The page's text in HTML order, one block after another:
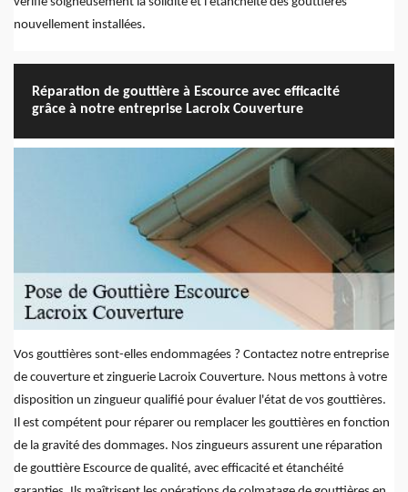
nouvellement installées.
Réparation de gouttière à Escource avec efficacité
grâce à notre entreprise Lacroix Couverture
Vos gouttières sont-elles endommagées ? Contactez notre entreprise
de couverture et zinguerie Lacroix Couverture. Nous mettons à votre
disposition un zingueur qualifié pour évaluer l'état de vos gouttières.
Il est compétent pour réparer ou remplacer les gouttières en fonction
de la gravité des dommages. Nos zingueurs assurent une réparation
de gouttière Escource de qualité, avec efficacité et étanchéité